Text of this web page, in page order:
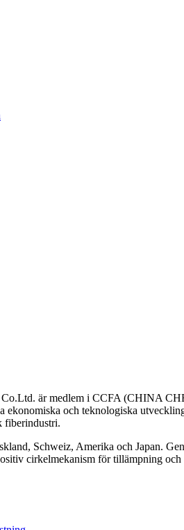
Co.Ltd. är medlem i CCFA (CHINA
ekonomiska och teknologiska
fiberindustri.
Schweiz, Amerika och Japan.
cirkelmekanism för tillämpning och